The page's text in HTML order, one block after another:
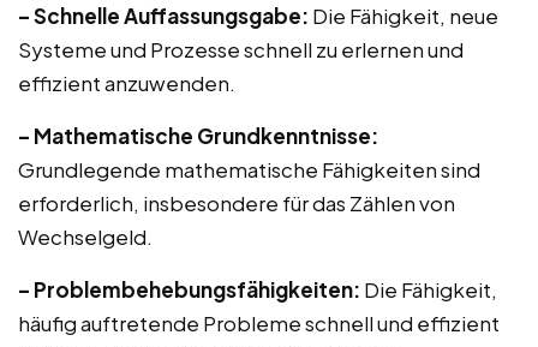
– Schnelle Auffassungsgabe: Die Fähigkeit, neue
Systeme und Prozesse schnell zu erlernen und
effizient anzuwenden.
– Mathematische Grundkenntnisse:
Grundlegende mathematische Fähigkeiten sind
erforderlich, insbesondere für das Zählen von
Wechselgeld.
– Problembehebungsfähigkeiten: Die Fähigkeit,
häufig auftretende Probleme schnell und effizient